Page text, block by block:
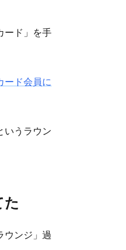
ード」を手
ード会員に
いうラウン
た
ウンジ」過